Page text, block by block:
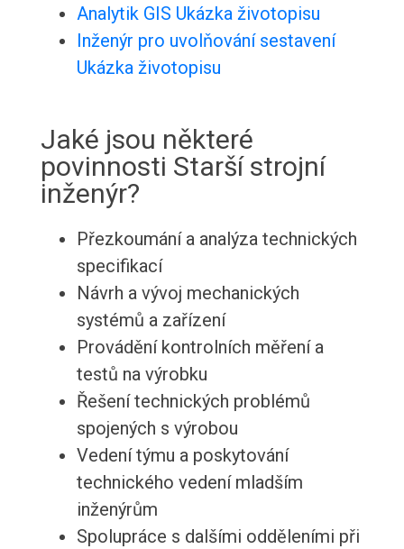
Analytik GIS Ukázka životopisu
Inženýr pro uvolňování sestavení
Ukázka životopisu
Jaké jsou některé
povinnosti Starší strojní
inženýr?
Přezkoumání a analýza technických
specifikací
Návrh a vývoj mechanických
systémů a zařízení
Provádění kontrolních měření a
testů na výrobku
Řešení technických problémů
spojených s výrobou
Vedení týmu a poskytování
technického vedení mladším
inženýrům
Spolupráce s dalšími odděleními při